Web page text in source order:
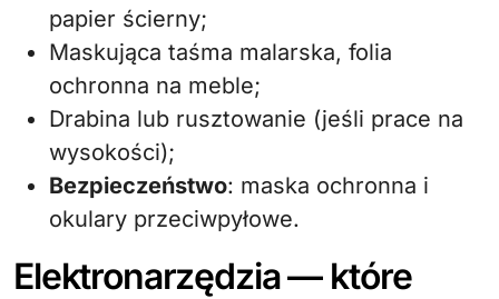
papier ścierny;
Maskująca taśma malarska, folia
ochronna na meble;
Drabina lub rusztowanie (jeśli prace na
wysokości);
Bezpieczeństwo: maska ochronna i
okulary przeciwpyłowe.
Elektronarzędzia — które